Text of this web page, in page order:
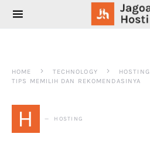
SEARCH FOR:
HOME TECHNOLOGY HOSTING
TIPS MEMILIH DAN REKOMENDASINYA
H HOSTING